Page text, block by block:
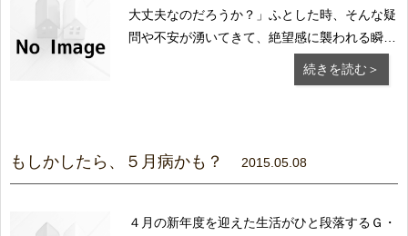
大丈夫なのだろうか？」ふとした時、そんな疑
問や不安が湧いてきて、絶望感に襲われる瞬間
ってありませんか？以前、そんな気持ちに対し
て、「そういう考えを持つから、そういう事態
ことが...
続きを読む＞
もしかしたら、５月病かも？ 2015.05.08
４月の新年度を迎えた生活がひと段落するＧ・